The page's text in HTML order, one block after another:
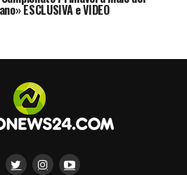
ESCLUSIVA e VIDEO